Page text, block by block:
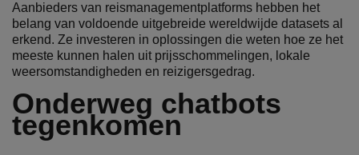
Aanbieders van reismanagementplatforms hebben het
belang van voldoende uitgebreide wereldwijde datasets al
erkend. Ze investeren in oplossingen die weten hoe ze het
meeste kunnen halen uit prijsschommelingen, lokale
weersomstandigheden en reizigersgedrag.
Onderweg chatbots
tegenkomen